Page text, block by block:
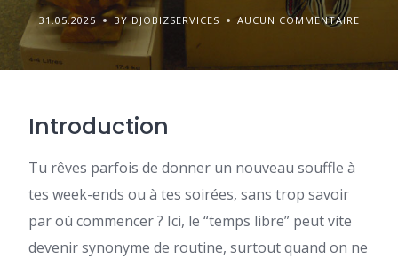
31.05.2025 BY DJOBIZSERVICES AUCUN COMMENTAIRE
Introduction
Tu rêves parfois de donner un nouveau souffle à
tes week-ends ou à tes soirées, sans trop savoir
par où commencer ? Ici, le “temps libre” peut vite
devenir synonyme de routine, surtout quand on ne